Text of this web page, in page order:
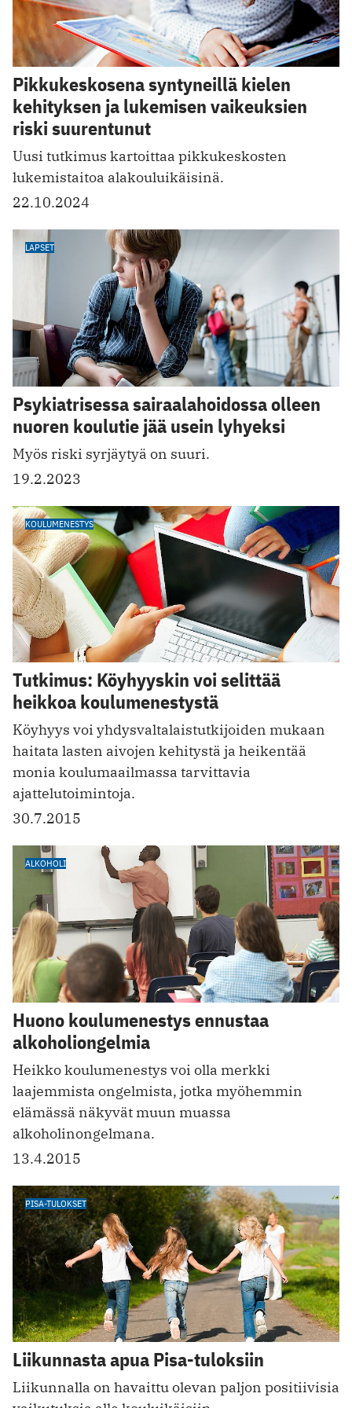
Pikkukeskosena syntyneillä kielen
kehityksen ja lukemisen vaikeuksien
riski suurentunut
Uusi tutkimus kartoittaa pikkukeskosten
lukemistaitoa alakouluikäisinä.
22.10.2024
LAPSET
Psykiatrisessa sairaalahoidossa olleen
nuoren koulutie jää usein lyhyeksi
Myös riski syrjäytyä on suuri.
19.2.2023
KOULUMENESTYS
Tutkimus: Köyhyyskin voi selittää
heikkoa koulumenestystä
Köyhyys voi yhdysvaltalaistutkijoiden mukaan
haitata lasten aivojen kehitystä ja heikentää
monia koulumaailmassa tarvittavia
ajattelutoimintoja.
30.7.2015
ALKOHOLI
Huono koulumenestys ennustaa
alkoholiongelmia
Heikko koulumenestys voi olla merkki
laajemmista ongelmista, jotka myöhemmin
elämässä näkyvät muun muassa
alkoholinongelmana.
13.4.2015
PISA-TULOKSET
Liikunnasta apua Pisa-tuloksiin
Liikunnalla on havaittu olevan paljon positiivisia